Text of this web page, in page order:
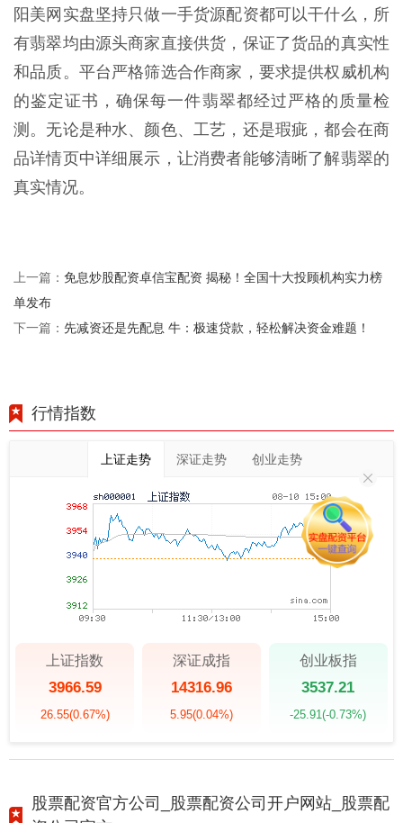
阳美网实盘坚持只做一手货源配资都可以干什么，所
有翡翠均由源头商家直接供货，保证了货品的真实性
和品质。平台严格筛选合作商家，要求提供权威机构
的鉴定证书，确保每一件翡翠都经过严格的质量检
测。无论是种水、颜色、工艺，还是瑕疵，都会在商
品详情页中详细展示，让消费者能够清晰了解翡翠的
真实情况。
上一篇： 免息炒股配资卓信宝配资 揭秘！全国十大投顾机构实力榜
单发布
下一篇： 先减资还是先配息 牛：极速贷款，轻松解决资金难题！
行情指数
上证走势 深证走势 创业走势
上证指数
3966.59
26.55(0.67%)
深证成指
14316.96
5.95(0.04%)
创业板指
3537.21
-25.91(-0.73%)
股票配资官方公司_股票配资公司开户网站_股票配